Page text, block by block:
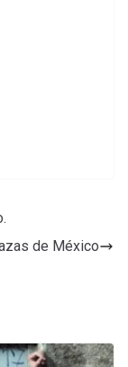
de México